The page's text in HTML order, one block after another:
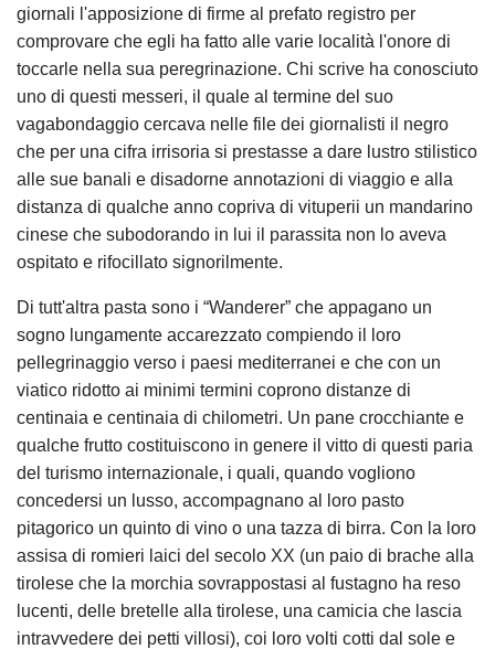
giornali l'apposizione di firme al prefato registro per
comprovare che egli ha fatto alle varie località l'onore di
toccarle nella sua peregrinazione. Chi scrive ha conosciuto
uno di questi messeri, il quale al termine del suo
vagabondaggio cercava nelle file dei giornalisti il negro
che per una cifra irrisoria si prestasse a dare lustro stilistico
alle sue banali e disadorne annotazioni di viaggio e alla
distanza di qualche anno copriva di vituperii un mandarino
cinese che subodorando in lui il parassita non lo aveva
ospitato e rifocillato signorilmente.
Di tutt'altra pasta sono i “Wanderer” che appagano un
sogno lungamente accarezzato compiendo il loro
pellegrinaggio verso i paesi mediterranei e che con un
viatico ridotto ai minimi termini coprono distanze di
centinaia e centinaia di chilometri. Un pane crocchiante e
qualche frutto costituiscono in genere il vitto di questi paria
del turismo internazionale, i quali, quando vogliono
concedersi un lusso, accompagnano al loro pasto
pitagorico un quinto di vino o una tazza di birra. Con la loro
assisa di romieri laici del secolo XX (un paio di brache alla
tirolese che la morchia sovrappostasi al fustagno ha reso
lucenti, delle bretelle alla tirolese, una camicia che lascia
intravvedere dei petti villosi), coi loro volti cotti dal sole e